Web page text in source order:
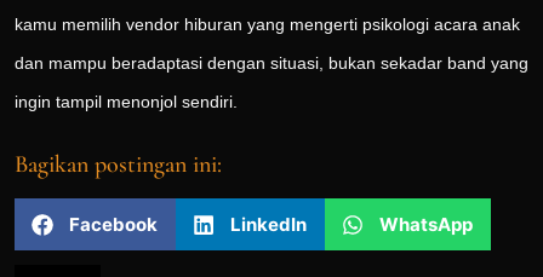
kamu memilih vendor hiburan yang mengerti psikologi acara anak
dan mampu beradaptasi dengan situasi, bukan sekadar band yang
ingin tampil menonjol sendiri.
Bagikan postingan ini:
Facebook LinkedIn WhatsApp